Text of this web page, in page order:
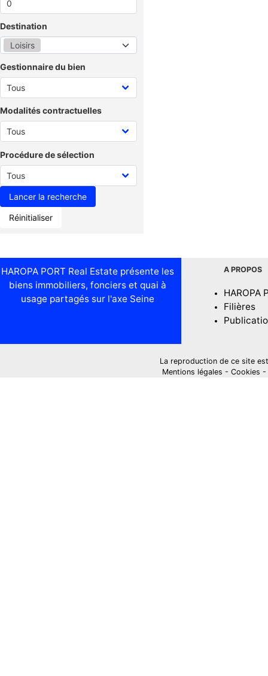
Destination
Loisirs
Gestionnaire du bien
Modalités contractuelles
Procédure de sélection
Réinitialiser
HAROPA PORT Real Estate présente les
biens immobiliers, fonciers et quai à
usage partagés sur l'axe Seine
A PROPOS
HAROPA
Filières
La reproduction de ce site
Mentions légales - Cookies -